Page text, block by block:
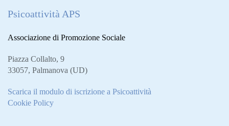
Psicoattività APS
Associazione di Promozione Sociale
Piazza Collalto, 9
33057, Palmanova (UD)
Scarica il modulo di iscrizione a Psicoattività
Cookie Policy